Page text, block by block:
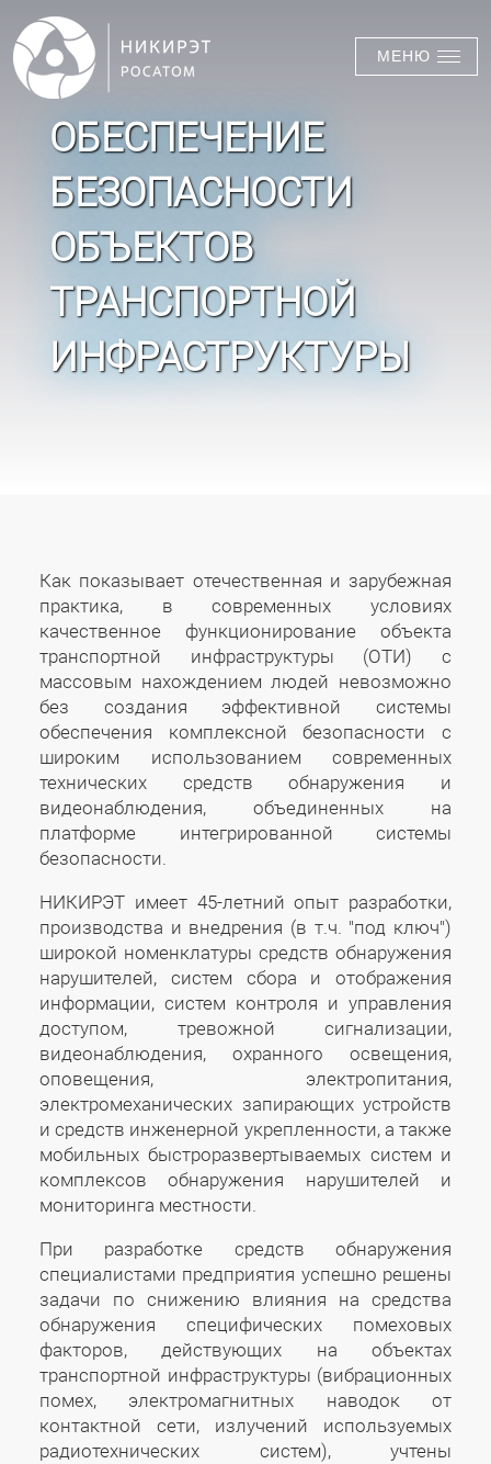
МЕНЮ
ОБЕСПЕЧЕНИЕ
БЕЗОПАСНОСТИ
ОБЪЕКТОВ
ТРАНСПОРТНОЙ
ИНФРАСТРУКТУРЫ
Как показывает отечественная и зарубежная
практика, в современных условиях
качественное функционирование объекта
транспортной инфраструктуры (ОТИ) с
массовым нахождением людей невозможно
без создания эффективной системы
обеспечения комплексной безопасности с
широким использованием современных
технических средств обнаружения и
видеонаблюдения, объединенных на
платформе интегрированной системы
безопасности.
НИКИРЭТ имеет 45-летний опыт разработки,
производства и внедрения (в т.ч. "под ключ")
широкой номенклатуры средств обнаружения
нарушителей, систем сбора и отображения
информации, систем контроля и управления
доступом, тревожной сигнализации,
видеонаблюдения, охранного освещения,
оповещения, электропитания,
электромеханических запирающих устройств
и средств инженерной укрепленности, а также
мобильных быстроразвертываемых систем и
комплексов обнаружения нарушителей и
мониторинга местности.
При разработке средств обнаружения
специалистами предприятия успешно решены
задачи по снижению влияния на средства
обнаружения специфических помеховых
факторов, действующих на объектах
транспортной инфраструктуры (вибрационных
помех, электромагнитных наводок от
контактной сети, излучений используемых
радиотехнических систем), учтены